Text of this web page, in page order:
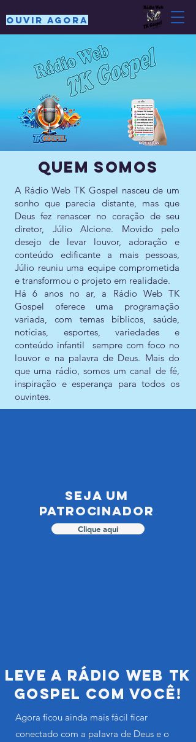
OUVIR AGORA
quem somos
A Rádio Web TK Gospel nasceu de um
sonho que parecia distante, mas que
Deus fez renascer no coração de seu
diretor, Júlio Alcione. Movido pelo
desejo de levar louvor, adoração e
conteúdo edificante a mais pessoas,
Júlio reuniu uma equipe comprometida
e transformou o projeto em realidade.
Há 6 anos no ar, a Rádio Web TK
Gospel oferece uma programação
variada, com temas bíblicos, saúde,
notícias, esportes, variedades e
conteúdo infantil sempre com foco no
louvor e na palavra de Deus. Mais do
que uma rádio, somos um canal de fé,
inspiração e esperança para todos os
ouvintes.
seja um
patrocinador
Clique aqui
Leve a Rádio Web TK
Gospel com você!
Agora ficou ainda mais fácil ficar
conectado com a palavra de Deus e o